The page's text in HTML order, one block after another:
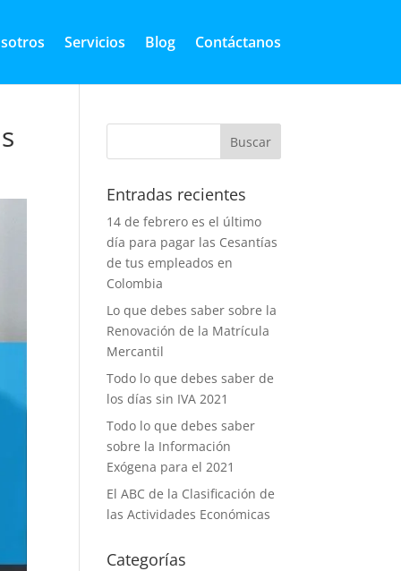
Servicios Blog Contáctanos
Entradas recientes
14 de febrero es el último
día para pagar las Cesantías
de tus empleados en
Colombia
Lo que debes saber sobre la
Renovación de la Matrícula
Mercantil
Todo lo que debes saber de
los días sin IVA 2021
Todo lo que debes saber
sobre la Información
Exógena para el 2021
El ABC de la Clasificación de
las Actividades Económicas
Categorías